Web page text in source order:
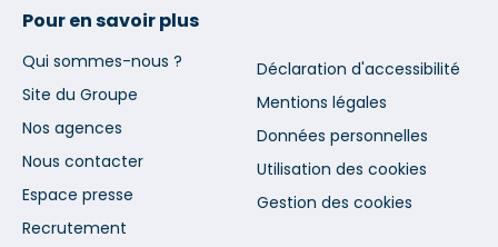
Pour en savoir plus
Qui sommes-nous ?
Site du Groupe
Nos agences
Nous contacter
Espace presse
Recrutement
Déclaration d'accessibilité
Mentions légales
Données personnelles
Utilisation des cookies
Gestion des cookies